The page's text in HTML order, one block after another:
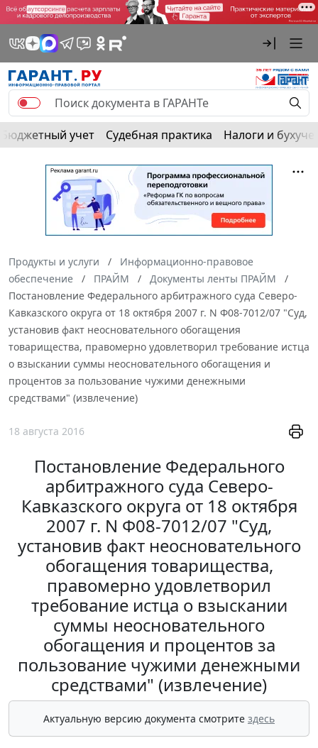
Бюджетный учет Судебная практика Налоги и
Продукты и услуги
Информационно-правовое
обеспечение
ПРАЙМ
Документы ленты ПРАЙМ
Постановление Федерального арбитражного суда Северо-
Кавказского округа от 18 октября 2007 г. N Ф08-7012/07 "Суд,
установив факт неосновательного обогащения
товарищества, правомерно удовлетворил требование истца
о взыскании суммы неосновательного обогащения и
процентов за пользование чужими денежными
средствами" (извлечение)
18 августа 2016
Постановление Федерального
арбитражного суда Северо-
Кавказского округа от 18 октября
2007 г. N Ф08-7012/07 "Суд,
установив факт неосновательного
обогащения товарищества,
правомерно удовлетворил
требование истца о взыскании
суммы неосновательного
обогащения и процентов за
пользование чужими денежными
средствами" (извлечение)
Актуальную версию документа смотрите здесь